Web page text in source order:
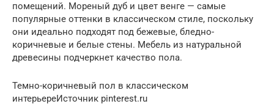
помещений. Мореный дуб и цвет венге — самые
популярные оттенки в классическом стиле, поскольку
они идеально подходят под бежевые, бледно-
коричневые и белые стены. Мебель из натуральной
древесины подчеркнет качество пола.
Темно-коричневый пол в классическом
интерьереИсточник pinterest.ru